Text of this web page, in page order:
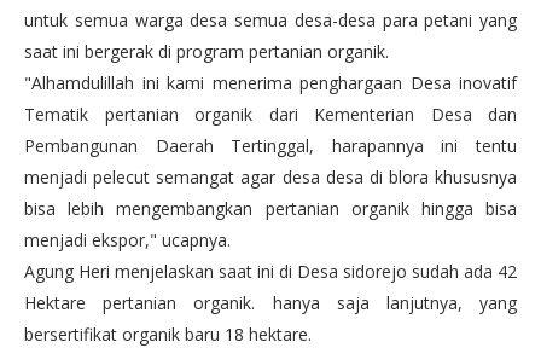
untuk semua warga desa semua desa-desa para petani yang
saat ini bergerak di program pertanian organik.
"Alhamdulillah ini kami menerima penghargaan Desa inovatif
Tematik pertanian organik dari Kementerian Desa dan
Pembangunan Daerah Tertinggal, harapannya ini tentu
menjadi pelecut semangat agar desa desa di blora khususnya
bisa lebih mengembangkan pertanian organik hingga bisa
menjadi ekspor," ucapnya.
Agung Heri menjelaskan saat ini di Desa sidorejo sudah ada 42
Hektare pertanian organik. hanya saja lanjutnya, yang
bersertifikat organik baru 18 hektare.